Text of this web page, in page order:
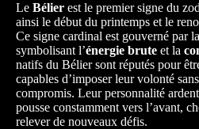
Le Bélier est le premier signe du
ainsi le début du printemps et le
Ce signe cardinal est gouverné par
symbolisant l’énergie brute et la
natifs du Bélier sont réputés pour
capables d’imposer leur volonté
compromis. Leur personnalité
pousse constamment vers l’avant,
relever de nouveaux défis.